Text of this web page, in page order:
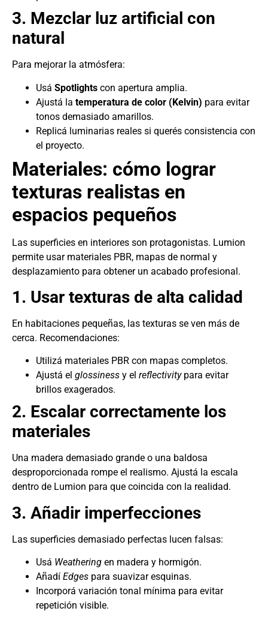
3. Mezclar luz artificial con
natural
Para mejorar la atmósfera:
Usá Spotlights con apertura amplia.
Ajustá la temperatura de color (Kelvin) para evitar
tonos demasiado amarillos.
Replicá luminarias reales si querés consistencia con
el proyecto.
Materiales: cómo lograr
texturas realistas en
espacios pequeños
Las superficies en interiores son protagonistas. Lumion
permite usar materiales PBR, mapas de normal y
desplazamiento para obtener un acabado profesional.
1. Usar texturas de alta calidad
En habitaciones pequeñas, las texturas se ven más de
cerca. Recomendaciones:
Utilizá materiales PBR con mapas completos.
Ajustá el glossiness y el reflectivitypara evitar
brillos exagerados.
2. Escalar correctamente los
materiales
Una madera demasiado grande o una baldosa
desproporcionada rompe el realismo. Ajustá la escala
dentro de Lumion para que coincida con la realidad.
3. Añadir imperfecciones
Las superficies demasiado perfectas lucen falsas:
Usá Weathering en madera y hormigón.
Añadí Edges para suavizar esquinas.
Incorporá variación tonal mínima para evitar
repetición visible.